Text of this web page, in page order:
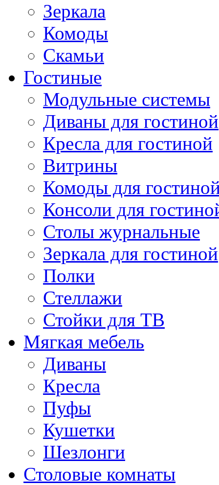
Зеркала
Комоды
Скамьи
Гостиные
Модульные системы
Диваны для гостиной
Кресла для гостиной
Витрины
Комоды для
Консоли для
Столы журнальные
Зеркала для гостиной
Полки
Стеллажи
Стойки для ТВ
Мягкая мебель
Диваны
Кресла
Пуфы
Кушетки
Шезлонги
Столовые комнаты